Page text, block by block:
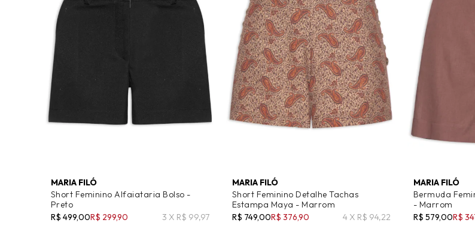
MARIA FILÓ
Short Feminino Alfaiataria Bolso -
Preto
R$ 499,00R$ 299,90 3 X R$ 99,97
MARIA FILÓ
Short Feminino Detalhe Tachas
Estampa Maya - Marrom
R$ 749,00R$ 376,90 4 X R$ 94,22
MARIA FILÓ
Bermuda
- Marrom
R$ 579,00R$